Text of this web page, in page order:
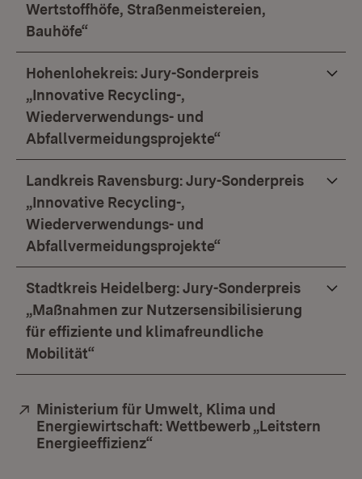
Wertstoffhöfe, Straßenmeistereien,
Bauhöfe“
Hohenlohekreis: Jury-Sonderpreis
„Innovative Recycling-,
Wiederverwendungs- und
Abfallvermeidungsprojekte“
Landkreis Ravensburg: Jury-Sonderpreis
„Innovative Recycling-,
Wiederverwendungs- und
Abfallvermeidungsprojekte“
Stadtkreis Heidelberg: Jury-Sonderpreis
„Maßnahmen zur Nutzersensibilisierung
für effiziente und klimafreundliche
Mobilität“
Extern:
Ministerium für Umwelt, Klima und
Energiewirtschaft: Wettbewerb „Leitstern
Energieeffizienz“